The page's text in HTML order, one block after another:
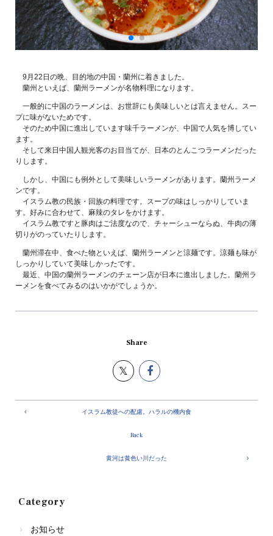
9月22日の晩、目的地の中国・蘭州に着きました。
蘭州といえば、蘭州ラーメンが名物料理になります。
一般的に中国のラーメンは、お世辞にも美味しいとは言えません。スー
プに味がないためです。
そのため中国に進出しています味千ラーメンが、中国で人気を博してい
ます。
そして来日中国人観光客のお目当てが、日本のとんこつラーメンだった
りします。
しかし、中国にも例外として美味しいラーメンがあります。蘭州ラーメ
ンです。
イスラム教の民族・回族の料理です。スープの味はしっかりしていま
す。好みに合わせて、麻辣のタレをかけます。
イスラム教ですと豚肉はご法度なので、チャーシューならぬ、牛肉の薄
切りがのっていたりします。
蘭州滞在中、食べた物といえば、蘭州ラーメンと涼麺です。涼麺も味が
しっかりしていて美味しかったです。
最近、中国の蘭州ラーメンのチェーン店が日本に進出しました。蘭州ラ
ーメンを食べてみるのはいかがでしょうか。
Share
イスラム教徒への配慮。ハラルの機内食
Back
黄河は黄色い川だった
Category
お知らせ